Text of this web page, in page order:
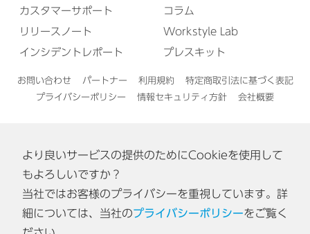
カスタマーサポート
リリースノート
インシデントレポート
コラム
Workstyle Lab
プレスキット
お問い合わせ パートナー 利用規約
特定商取引法に基づく表記
プライバシーポリシー
情報セキュリティ方針 会社概要
より良いサービスの提供のためにCookieを使用して
もよろしいですか？
当社ではお客様のプライバシーを重視しています。詳
細については、当社のプライバシーポリシーをご覧く
認証番号: ISA IS 0170